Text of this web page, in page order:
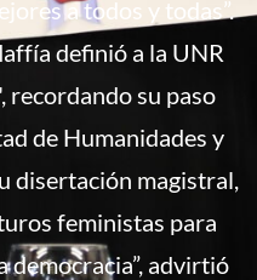
a todos y todas”.
definió a la UNR
recordando su paso
de Humanidades y
disertación magistral,
feministas para
advirtió